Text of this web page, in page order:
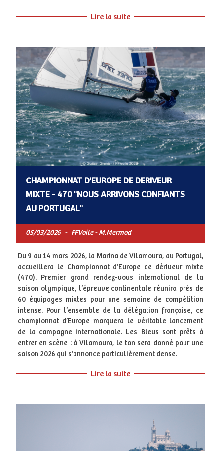
Lire la suite
CHAMPIONNAT D'EUROPE DE DERIVEUR
MIXTE - 470 "NOUS ARRIVONS CONFIANTS
AU PORTUGAL"
05/03/2026 - FFVoile - M.Mermod
Du 9 au 14 mars 2026, la Marina de Vilamoura, au Portugal,
accueillera le Championnat d’Europe de dériveur mixte
(470). Premier grand rendez-vous international de la
saison olympique, l’épreuve continentale réunira près de
60 équipages mixtes pour une semaine de compétition
intense. Pour l’ensemble de la délégation française, ce
championnat d’Europe marquera le véritable lancement
de la campagne internationale. Les Bleus sont prêts à
entrer en scène : à Vilamoura, le ton sera donné pour une
saison 2026 qui s’annonce particulièrement dense.
Lire la suite